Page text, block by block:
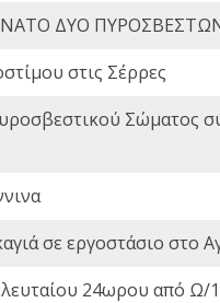
ΔΥΟ
στις Σέρρες
Σώματος
σε εργοστάσιο στο
24ωρου από